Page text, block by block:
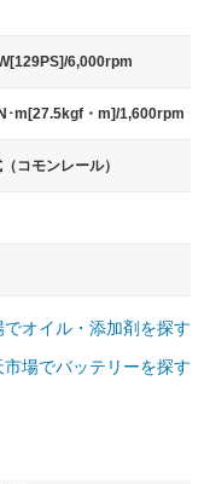
6,000rpm
･m[27.5kgf・m]/1,600rpm
コモンレール）
でオイル・添加剤を探す
市場でバッテリーを探す